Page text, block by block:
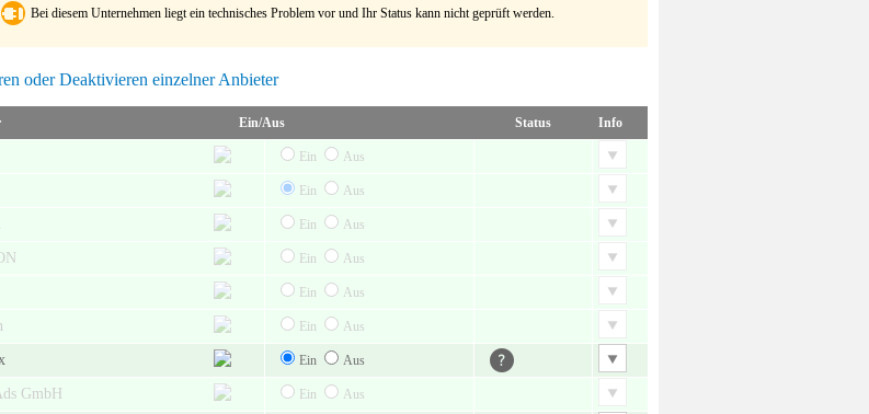
Bei diesem Unternehmen liegt ein technisches Problem vor und Ihr Status kann nicht geprüft werden.